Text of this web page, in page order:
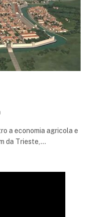
a economia agricola e
da Trieste,…